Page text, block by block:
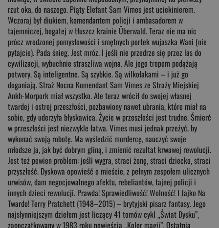
rzut oka, do naszego. Piąty Elefant Sam Vimes jest uciekinierem.
Wczoraj był diukiem, komendantem policji i ambasadorem w
tajemniczej, bogatej w tłuszcz krainie Überwald. Teraz nie ma nic
prócz wrodzonej pomysłowości i smętnych portek wujaszka Wani (nie
pytajcie). Pada śnieg. Jest mróz. I jeśli nie przedrze się przez las do
cywilizacji, wybuchnie straszliwa wojna. Ale jego tropem podążają
potwory. Są inteligentne. Są szybkie. Są wilkołakami – i już go
doganiają. Straż Nocna Komendant Sam Vimes ze Straży Miejskiej
Ankh-Morpork miał wszystko. Ale teraz wrócił do swojej własnej
twardej i ostrej przeszłości, pozbawiony nawet ubrania, które miał na
sobie, gdy uderzyła błyskawica. Życie w przeszłości jest trudne. Śmierć
w przeszłości jest niezwykle łatwa. Vimes musi jednak przeżyć, by
wykonać swoją robotę. Ma wyśledzić mordercę, nauczyć swoje
młodsze ja, jak być dobrym gliną, i zmienić rezultat krwawej rewolucji.
Jest też pewien problem: jeśli wygra, straci żonę, straci dziecko, straci
przyszłość. Dyskowa opowieść o mieście, z pełnym zespołem ulicznych
urwisów, dam negocjowalnego afektu, rebeliantów, tajnej policji i
innych dzieci rewolucji. Prawda! Sprawiedliwość! Wolność! I Jajko Na
Twardo! Terry Pratchett (1948–2015) – brytyjski pisarz fantasy. Jego
najsłynniejszym dziełem jest liczący 41 tomów cykl „Świat Dysku”,
zapoczątkowany w 1983 roku powieścią „Kolor magii”. Ostatnia